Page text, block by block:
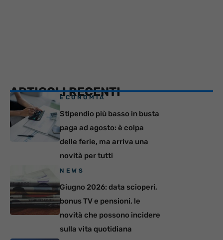
ARTICOLI RECENTI
ECONOMIA
Stipendio più basso in busta
paga ad agosto: è colpa
delle ferie, ma arriva una
novità per tutti
NEWS
Giugno 2026: data scioperi,
bonus TV e pensioni, le
novità che possono incidere
sulla vita quotidiana